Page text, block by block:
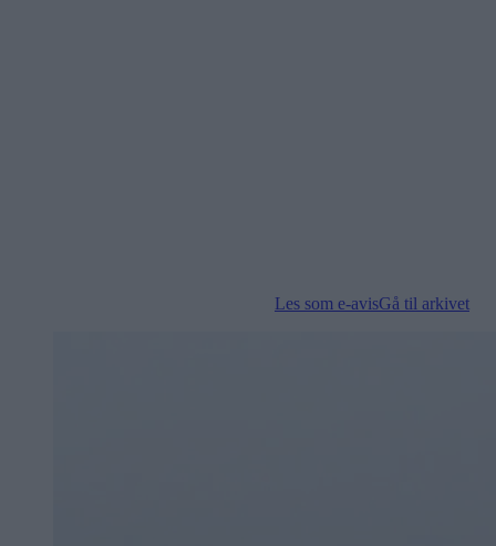
Les som e-avisGå til arkivet